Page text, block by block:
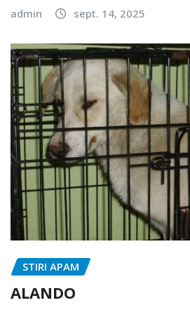
admin sept. 14, 2025
STIRI APAM
ALANDO